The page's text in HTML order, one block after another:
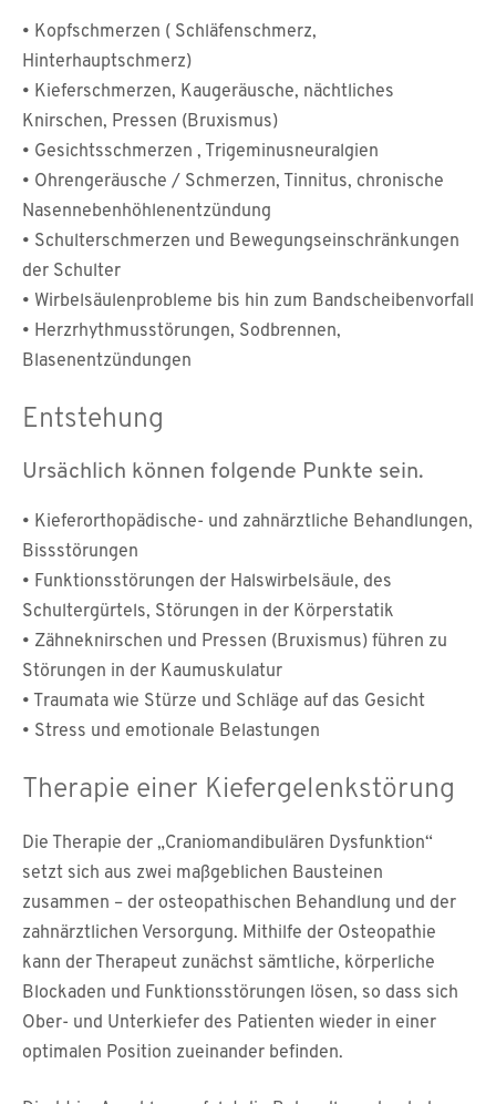
• Kopfschmerzen ( Schläfenschmerz,
Hinterhauptschmerz)
• Kieferschmerzen, Kaugeräusche, nächtliches
Knirschen, Pressen (Bruxismus)
• Gesichtsschmerzen , Trigeminusneuralgien
• Ohrengeräusche / Schmerzen, Tinnitus, chronische
Nasennebenhöhlenentzündung
• Schulterschmerzen und Bewegungseinschränkungen
der Schulter
• Wirbelsäulenprobleme bis hin zum Bandscheibenvorfall
• Herzrhythmusstörungen, Sodbrennen,
Blasenentzündungen
Entstehung
Ursächlich können folgende Punkte sein.
• Kieferorthopädische- und zahnärztliche Behandlungen,
Bissstörungen
• Funktionsstörungen der Halswirbelsäule, des
Schultergürtels, Störungen in der Körperstatik
• Zähneknirschen und Pressen (Bruxismus) führen zu
Störungen in der Kaumuskulatur
• Traumata wie Stürze und Schläge auf das Gesicht
• Stress und emotionale Belastungen
Therapie einer Kiefergelenkstörung
Die Therapie der „Craniomandibulären Dysfunktion“
setzt sich aus zwei maßgeblichen Bausteinen
zusammen – der osteopathischen Behandlung und der
zahnärztlichen Versorgung. Mithilfe der Osteopathie
kann der Therapeut zunächst sämtliche, körperliche
Blockaden und Funktionsstörungen lösen, so dass sich
Ober- und Unterkiefer des Patienten wieder in einer
optimalen Position zueinander befinden.